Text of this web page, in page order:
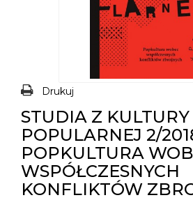
Drukuj
STUDIA Z KULTURY
POPULARNEJ 2/
POPKULTURA
WSPÓŁCZESNYCH
KONFLIKTÓW